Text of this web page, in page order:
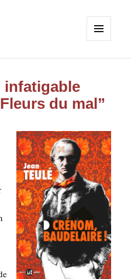
ET
infatigable
du mal”